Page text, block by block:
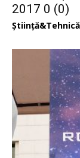
2017 0 (0)
Știință&Tehnică